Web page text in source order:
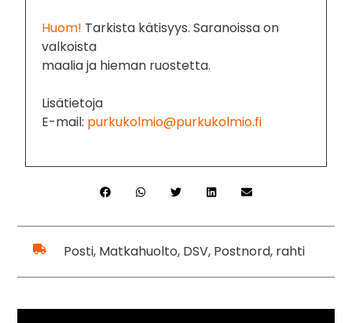
Huom! Tarkista kätisyys. Saranoissa on
valkoista
maalia ja hieman ruostetta.
Lisätietoja
E-mail: purkukolmio@purkukolmio.fi
Posti, Matkahuolto, DSV, Postnord, rahti